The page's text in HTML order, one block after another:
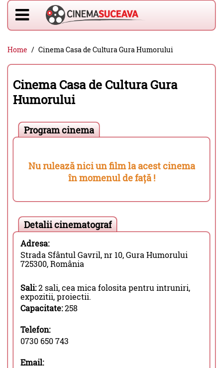
Home Cinema Casa de Cultura Gura Humorului
Cinema Casa de Cultura Gura
Humorului
Program cinema
Nu rulează nici un film la acest cinema
în momenul de față !
Detalii cinematograf
Adresa:
Strada Sfântul Gavril, nr 10, Gura Humorului
725300, România
Sali:2 sali, cea mica folosita pentru intruniri,
expozitii, proiectii.
Capacitate:258
Telefon:
0730 650 743
Email: